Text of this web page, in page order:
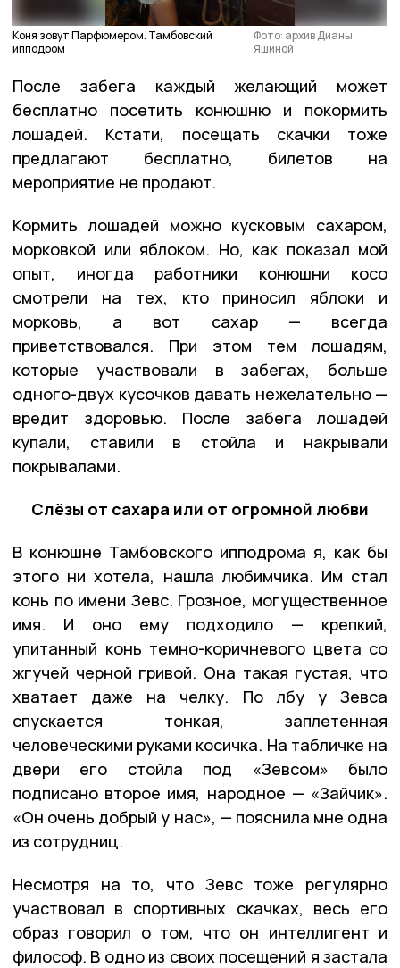
Коня зовут Парфюмером. Тамбовский
ипподром
Фото: архив Дианы
Яшиной
После забега каждый желающий может
бесплатно посетить конюшню и покормить
лошадей. Кстати, посещать скачки тоже
предлагают бесплатно, билетов на
мероприятие не продают.
Кормить лошадей можно кусковым сахаром,
морковкой или яблоком. Но, как показал мой
опыт, иногда работники конюшни косо
смотрели на тех, кто приносил яблоки и
морковь, а вот сахар — всегда
приветствовался. При этом тем лошадям,
которые участвовали в забегах, больше
одного-двух кусочков давать нежелательно —
вредит здоровью. После забега лошадей
купали, ставили в стойла и накрывали
покрывалами.
Слёзы от сахара или от огромной любви
В конюшне Тамбовского ипподрома я, как бы
этого ни хотела, нашла любимчика. Им стал
конь по имени Зевс. Грозное, могущественное
имя. И оно ему подходило — крепкий,
упитанный конь темно-коричневого цвета со
жгучей черной гривой. Она такая густая, что
хватает даже на челку. По лбу у Зевса
спускается тонкая, заплетенная
человеческими руками косичка. На табличке на
двери его стойла под «Зевсом» было
подписано второе имя, народное — «Зайчик».
«Он очень добрый у нас», — пояснила мне одна
из сотрудниц.
Несмотря на то, что Зевс тоже регулярно
участвовал в спортивных скачках, весь его
образ говорил о том, что он интеллигент и
философ. В одно из своих посещений я застала